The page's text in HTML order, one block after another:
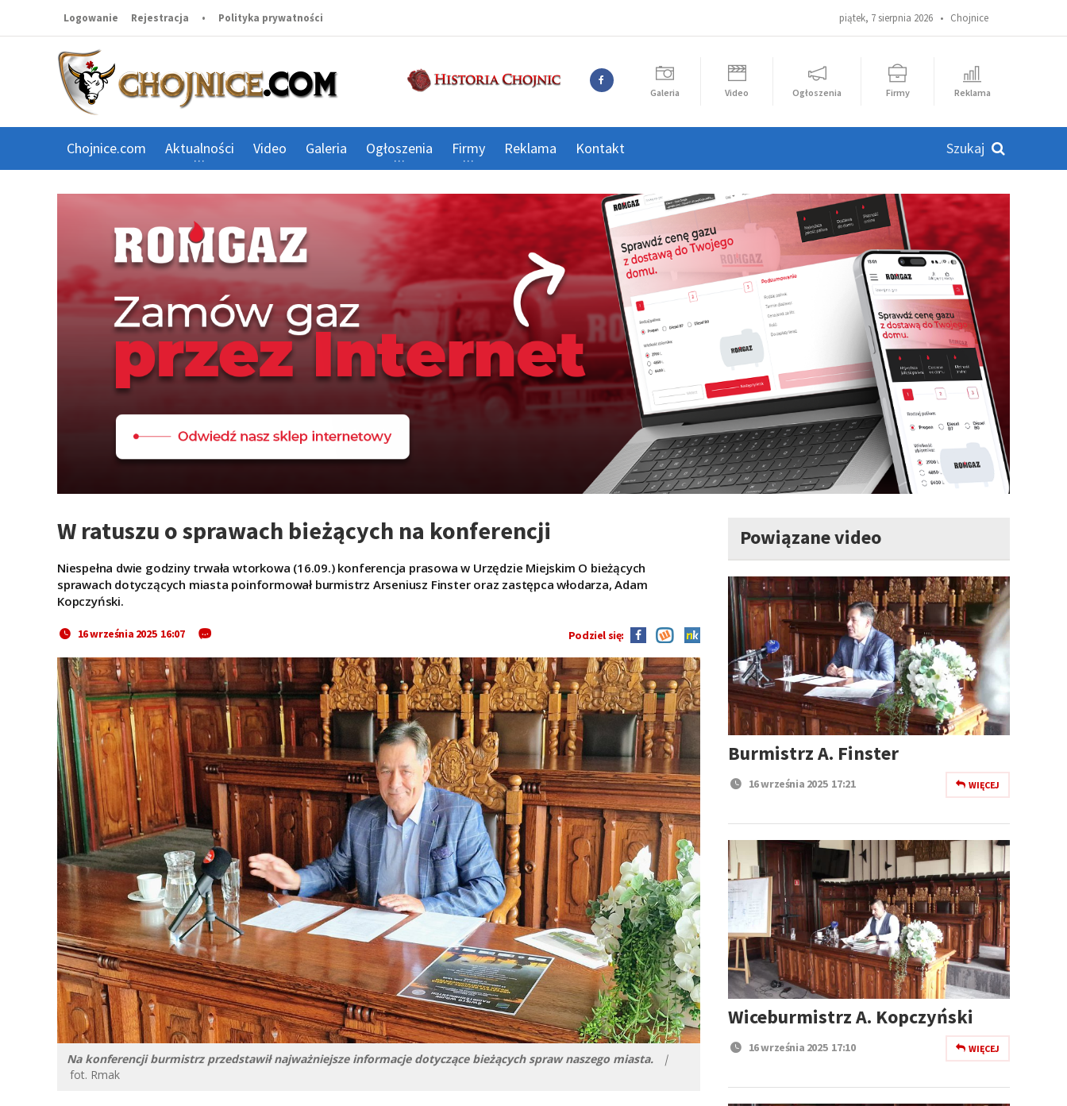
piątek, 7 sierpnia 2026 • Chojnice
Logowanie Rejestracja • Polityka prywatności
Galeria Video Ogłoszenia Firmy Reklama
Chojnice.com Aktualności Video Galeria Ogłoszenia Firmy Reklama Kontakt
W ratuszu o sprawach bieżących na konferencji
Niespełna dwie godziny trwała wtorkowa (16.09.) konferencja prasowa w Urzędzie Miejskim O bieżących
sprawach dotyczących miasta poinformował burmistrz Arseniusz Finster oraz zastępca włodarza, Adam
Kopczyński.
16 września 2025 16:07 Podziel się:
Na konferencji burmistrz przedstawił najważniejsze informacje dotyczące bieżących spraw naszego miasta. |
fot. Rmak
Powiązane video
Burmistrz A. Finster
16 września 2025 17:21 WIĘCEJ
Wiceburmistrz A. Kopczyński
16 września 2025 17:10 WIĘCEJ